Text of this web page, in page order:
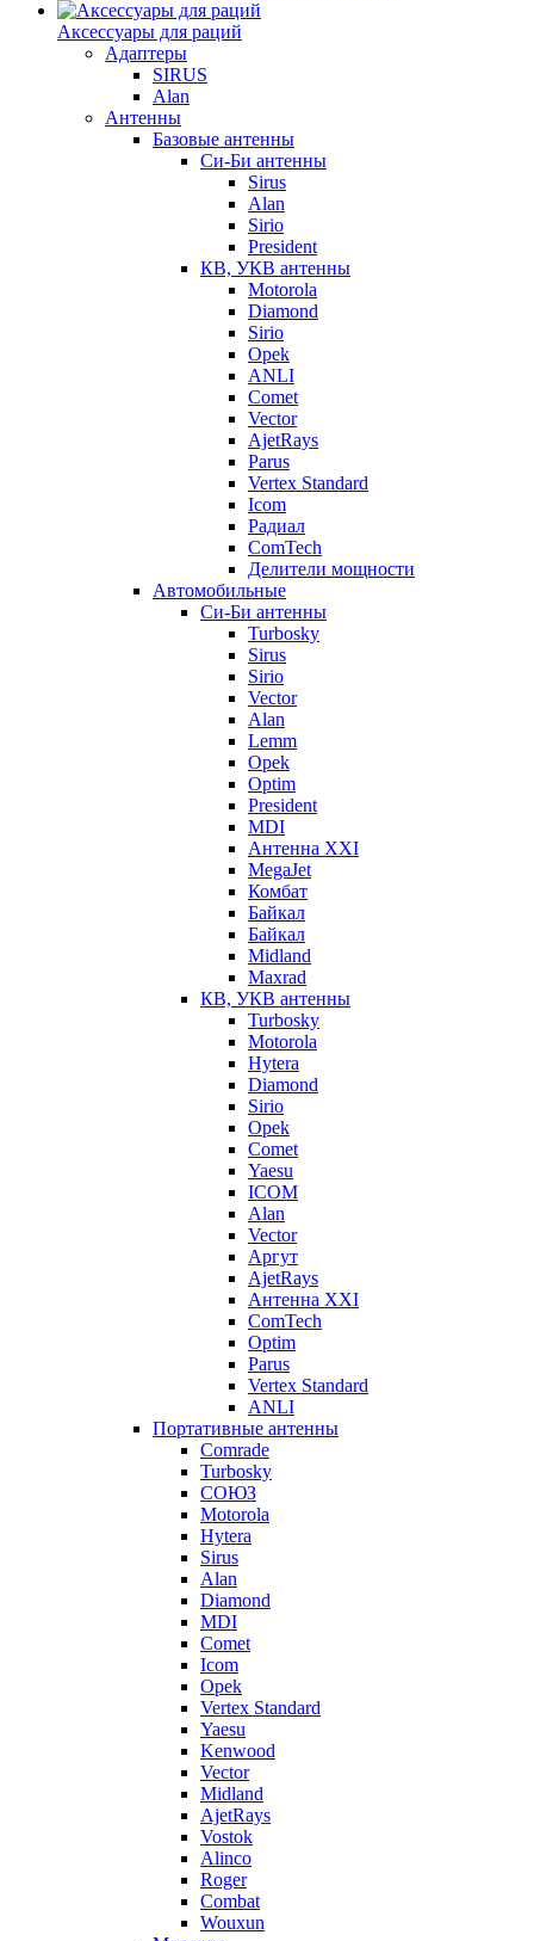
Аксессуары для раций
Адаптеры
SIRUS
Alan
Антенны
Базовые антенны
Си-Би антенны
Sirus
Alan
Sirio
President
КВ, УКВ антенны
Motorola
Diamond
Sirio
Opek
ANLI
Comet
Vector
AjetRays
Parus
Vertex Standard
Icom
Радиал
ComTech
Делители мощности
Автомобильные
Си-Би антенны
Turbosky
Sirus
Sirio
Vector
Alan
Lemm
Opek
Optim
President
MDI
Антенна XXI
MegaJet
Комбат
Байкал
Байкал
Midland
Maxrad
КВ, УКВ антенны
Turbosky
Motorola
Hytera
Diamond
Sirio
Opek
Comet
Yaesu
ICOM
Alan
Vector
Аргут
AjetRays
Антенна XXI
ComTech
Optim
Parus
Vertex Standard
ANLI
Портативные антенны
Comrade
Turbosky
СОЮЗ
Motorola
Hytera
Sirus
Alan
Diamond
MDI
Comet
Icom
Opek
Vertex Standard
Yaesu
Kenwood
Vector
Midland
AjetRays
Vostok
Alinco
Roger
Combat
Wouxun